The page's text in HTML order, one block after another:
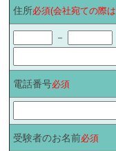
住所必須(会社宛ての際
－
電話番号必須
受験者のお名前必須